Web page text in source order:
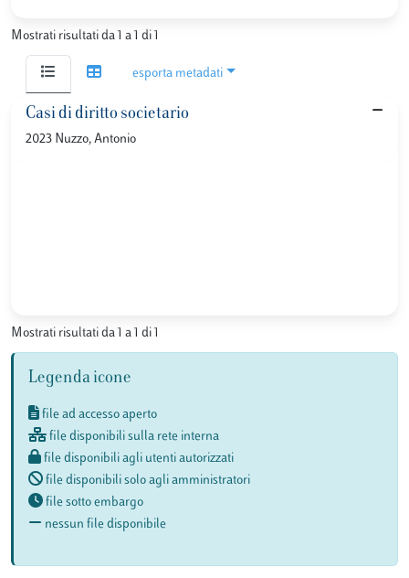
Mostrati risultati da 1 a 1 di 1
esporta metadati
Casi di diritto societario
2023 Nuzzo, Antonio
Mostrati risultati da 1 a 1 di 1
Legenda icone
file ad accesso aperto
file disponibili sulla rete interna
file disponibili agli utenti autorizzati
file disponibili solo agli amministratori
file sotto embargo
nessun file disponibile